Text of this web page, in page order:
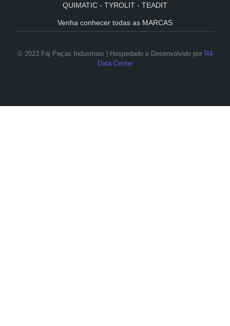
QUIMATIC - TYROLIT - TEADIT
Venha conhecer todas as MARCAS
© 2023 Faj Peças Industriais | Hospedado e Desenvolvido por R4
Data Center